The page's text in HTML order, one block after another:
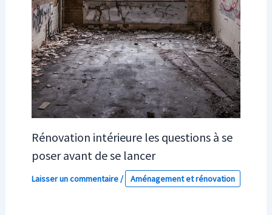
Rénovation intérieure les questions à se
poser avant de se lancer
Laisser un commentaire/ Aménagement et rénovation